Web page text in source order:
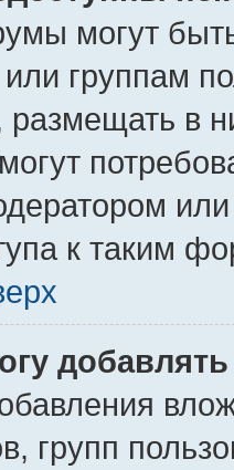
могут
группам
размещать в
к таким
групп